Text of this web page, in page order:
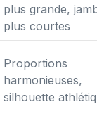
plus grande,
plus courtes
Proportions
harmonieuses,
silhouette